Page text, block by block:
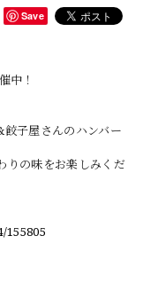
Save
中！
子屋さんのハンバー
りの味をお楽しみくだ
155805